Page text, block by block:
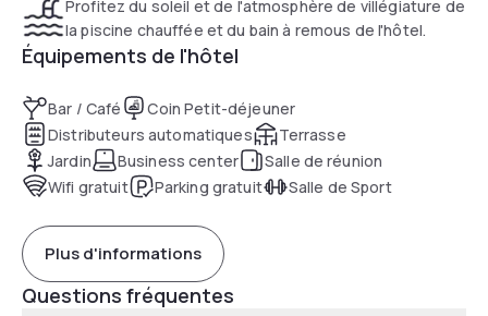
Profitez du soleil et de l'atmosphère de villégiature de
la piscine chauffée et du bain à remous de l'hôtel.
Équipements de l'hôtel
Bar / Café
Coin Petit-déjeuner
Distributeurs automatiques
Terrasse
Jardin
Business center
Salle de réunion
Wifi gratuit
Parking gratuit Salle de Sport
Plus d'informations
Questions fréquentes